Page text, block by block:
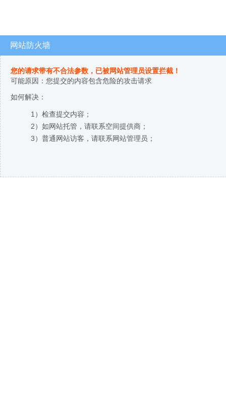
网站防火墙
您的请求带有不合法参数，已被网站管理员设置拦截！
可能原因：您提交的内容包含危险的攻击请求
如何解决：
1）检查提交内容；
2）如网站托管，请联系空间提供商；
3）普通网站访客，请联系网站管理员；